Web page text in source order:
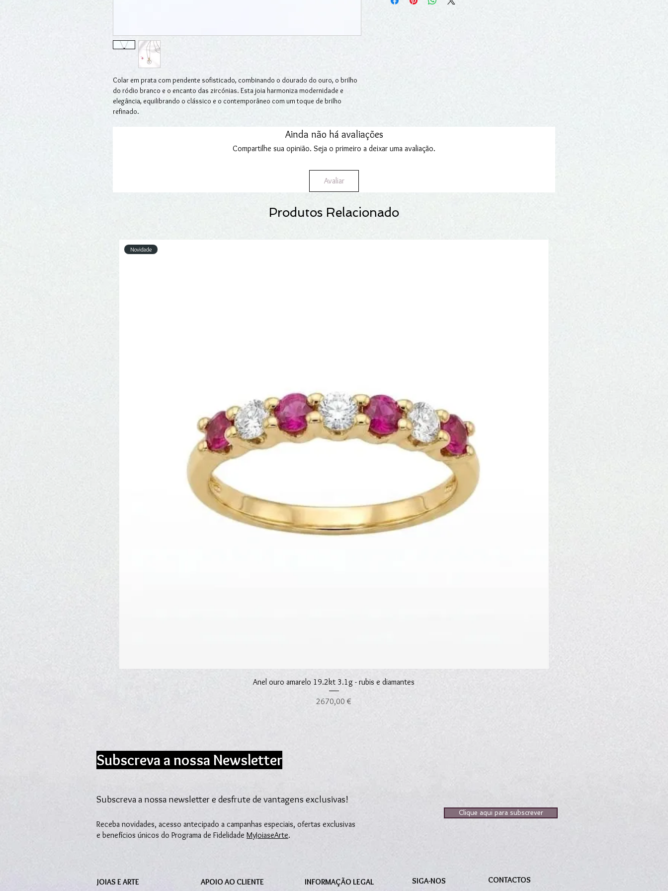
Colar em prata com pendente sofisticado, combinando o dourado do ouro, o brilho
do ródio branco e o encanto das zircónias. Esta joia harmoniza modernidade e
elegância, equilibrando o clássico e o contemporâneo com um toque de brilho
refinado.
delicadamente, destaca-se pelo seu design harmonioso. No centro, uma pedra
maior, redonda e reluzente, suspensa por um elo duplo de ouro que liga à corrente,
Devoluções.
Ainda não há avaliações
Compartilhe sua opinião. Seja o primeiro a deixar uma avaliação.
Avaliar
Produtos Relacionado
Visualização rápida
Novidade
Anel ouro amarelo 19.2kt 3.1g - rubis e diamantes
Preço
2670,00 €
Subscreva a nossa Newsletter
Subscreva a nossa newsletter e desfrute de vantagens exclusivas!
Receba novidades, acesso antecipado a campanhas especiais, ofertas exclusivas
e benefícios únicos do Programa de Fidelidade MyJoiaseArte.
Clique aqui para subscrever
JOIAS E ARTE APOIO AO CLIENTE INFORMAÇÃO LEGAL SIGA-NOS CONTACTOS